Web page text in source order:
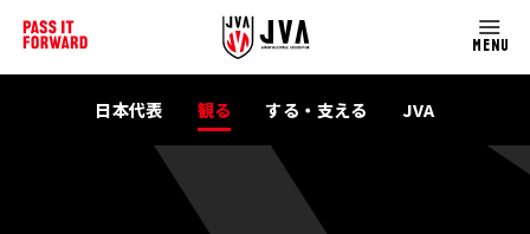
MENU
日本代表 観る する・支える JVA